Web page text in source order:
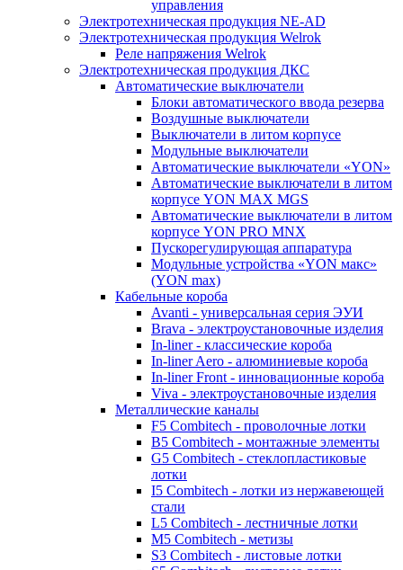
управления
Электротехническая продукция NE-AD
Электротехническая продукция Welrok
Реле напряжения Welrok
Электротехническая продукция ДКС
Автоматические выключатели
Блоки автоматического ввода резерва
Воздушные выключатели
Выключатели в литом корпусе
Модульные выключатели
Автоматические выключатели «YON»
Автоматические выключатели в литом
корпусе YON MAX MGS
Автоматические выключатели в литом
корпусе YON PRO MNX
Пускорегулирующая аппаратура
Модульные устройства «YON макс»
(YON max)
Кабельные короба
Avanti - универсальная серия ЭУИ
Brava - электроустановочные изделия
In-liner - классические короба
In-liner Aero - алюминиевые короба
In-liner Front - инновационные короба
Viva - электроустановочные изделия
Металлические каналы
F5 Combitech - проволочные лотки
B5 Combitech - монтажные элементы
G5 Combitech - стеклопластиковые
лотки
I5 Combitech - лотки из нержавеющей
стали
L5 Combitech - лестничные лотки
M5 Combitech - метизы
S3 Combitech - листовые лотки